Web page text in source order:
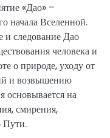
«Дао» –
начала Вселенной.
и следование Дао
человека и
о природе, уходу от
и возвышению
основывается на
смирения,
Пути.